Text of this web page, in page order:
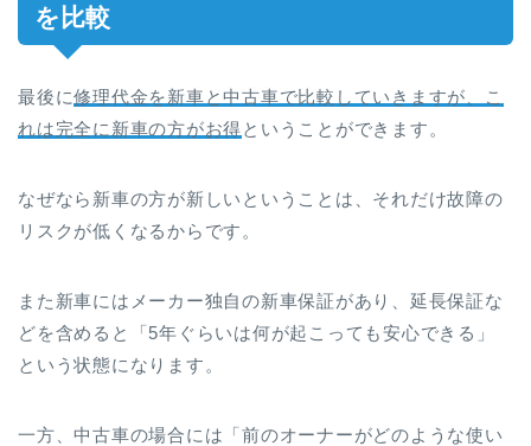
を比較
最後に修理代金を新車と中古車で比較していきますが、こ
れは完全に新車の方がお得ということができます。
なぜなら新車の方が新しいということは、それだけ故障の
リスクが低くなるからです。
また新車にはメーカー独自の新車保証があり、延長保証な
どを含めると「5年ぐらいは何が起こっても安心できる」
という状態になります。
一方、中古車の場合には「前のオーナーがどのような使い